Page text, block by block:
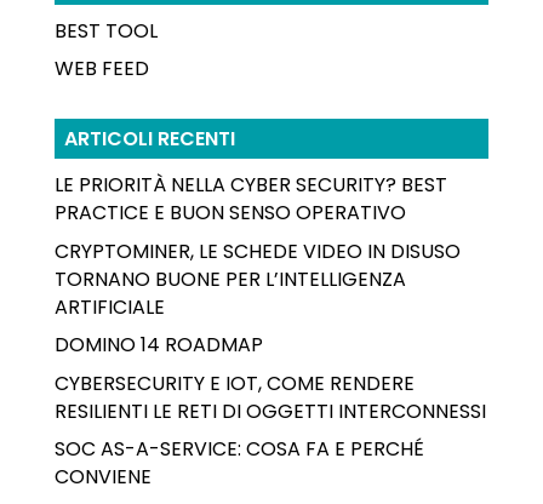
BEST TOOL
WEB FEED
ARTICOLI RECENTI
LE PRIORITÀ NELLA CYBER SECURITY? BEST
PRACTICE E BUON SENSO OPERATIVO
CRYPTOMINER, LE SCHEDE VIDEO IN DISUSO
TORNANO BUONE PER L’INTELLIGENZA
ARTIFICIALE
DOMINO 14 ROADMAP
CYBERSECURITY E IOT, COME RENDERE
RESILIENTI LE RETI DI OGGETTI INTERCONNESSI
SOC AS-A-SERVICE: COSA FA E PERCHÉ
CONVIENE